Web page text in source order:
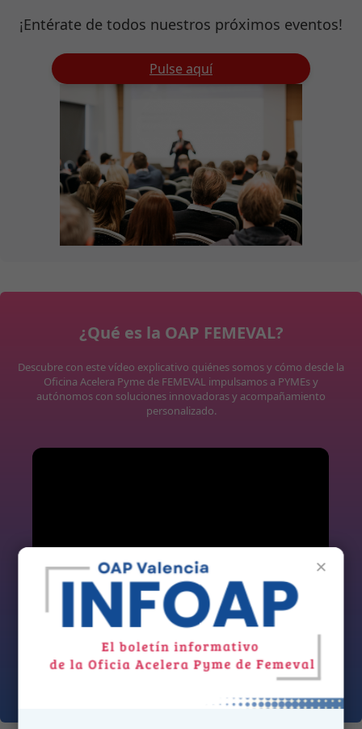
¡Entérate de todos nuestros próximos eventos!
Pulse aquí
¿Qué es la OAP FEMEVAL?
Descubre con este vídeo explicativo quiénes somos y cómo desde la
Oficina Acelera Pyme de FEMEVAL impulsamos a PYMEs y
autónomos con soluciones innovadoras y acompañamiento
personalizado.
×